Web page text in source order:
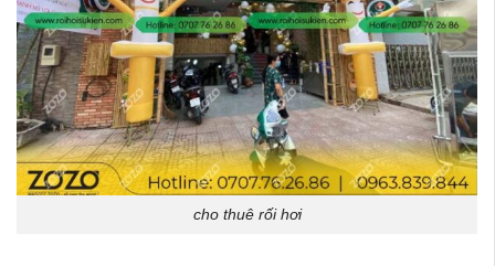
cho thuê rối hơi